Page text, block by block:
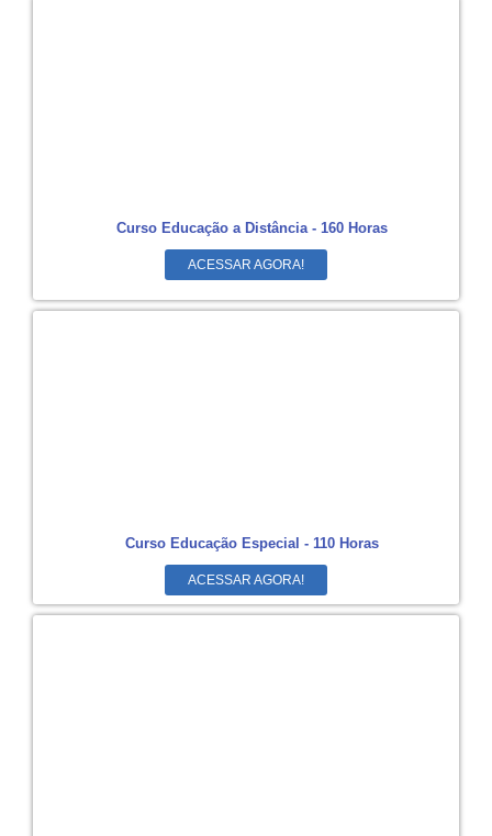
Curso Educação a Distância - 160 Horas
ACESSAR AGORA!
Curso Educação Especial - 110 Horas
ACESSAR AGORA!